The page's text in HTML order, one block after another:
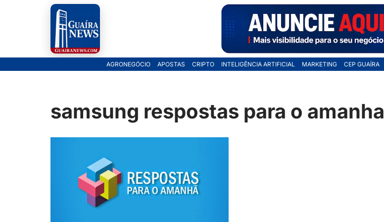
AGRONEGÓCIO APOSTAS CRIPTO INTELIGÊNCIA ARTIFICIAL MARKETING CEP GUAÍRA
samsung respostas para o amanha